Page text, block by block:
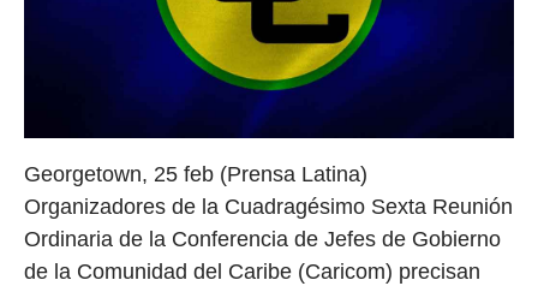
Georgetown, 25 feb (Prensa Latina)
Organizadores de la Cuadragésimo Sexta Reunión
Ordinaria de la Conferencia de Jefes de Gobierno
de la Comunidad del Caribe (Caricom) precisan